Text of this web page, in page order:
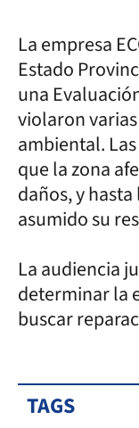
La empresa
Estado
una
violaron
ambiental.
que la zona
daños, y hasta
asumido su
La audiencia
determinar la
buscar
TAGS